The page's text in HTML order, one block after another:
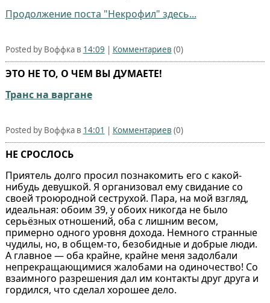
Продолжение поста "Некрофил" здесь...
Posted by Воффка в 14:09 | Комментариев (0)
ЭТО НЕ ТО, О ЧЕМ ВЫ ДУМАЕТЕ!
Транс на варгане
Posted by Воффка в 14:01 | Комментариев (0)
НЕ СРОСЛОСЬ
Приятель долго просил познакомить его с какой-
нибудь девушкой. Я организовал ему свидание со
своей троюродной сеструхой. Пара, на мой взгляд,
идеальная: обоим 39, у обоих никогда не было
серьёзных отношений, оба с лишним весом,
примерно одного уровня дохода. Немного странные
чудилы, но, в общем-то, безобидные и добрые люди.
А главное — оба крайне, крайне меня задолбали
непрекращающимися жалобами на одиночество! Со
взаимного разрешения дал им контакты друг друга и
гордился, что сделал хорошее дело.